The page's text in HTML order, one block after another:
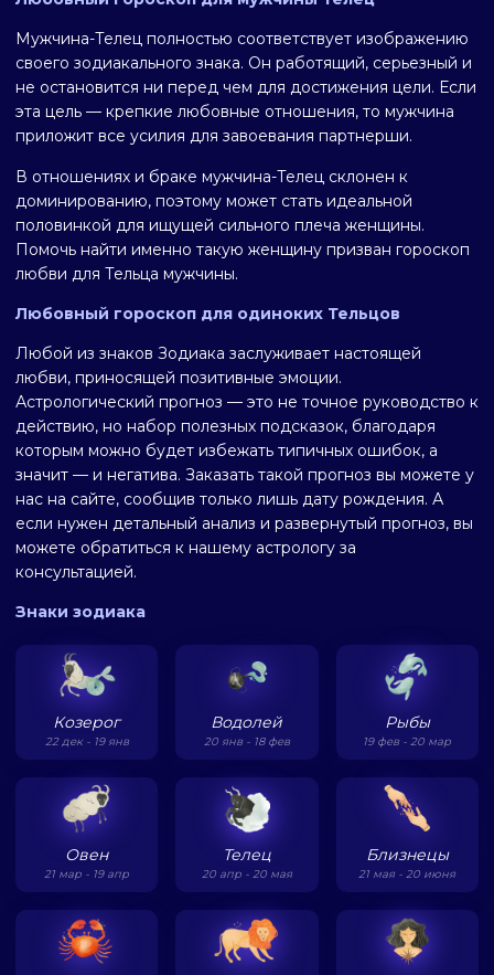
Мужчина-Телец полностью соответствует изображению
своего зодиакального знака. Он работящий, серьезный и
не остановится ни перед чем для достижения цели. Если
эта цель — крепкие любовные отношения, то мужчина
приложит все усилия для завоевания партнерши.
В отношениях и браке мужчина-Телец склонен к
доминированию, поэтому может стать идеальной
половинкой для ищущей сильного плеча женщины.
Помочь найти именно такую женщину призван гороскоп
любви для Тельца мужчины.
Любовный гороскоп для одиноких Тельцов
Любой из знаков Зодиака заслуживает настоящей
любви, приносящей позитивные эмоции.
Астрологический прогноз — это не точное руководство к
действию, но набор полезных подсказок, благодаря
которым можно будет избежать типичных ошибок, а
значит — и негатива. Заказать такой прогноз вы можете у
нас на сайте, сообщив только лишь дату рождения. А
если нужен детальный анализ и развернутый прогноз, вы
можете обратиться к нашему астрологу за
консультацией.
Знаки зодиака
Козерог
22 дек - 19 янв
Водолей
20 янв - 18 фев
Рыбы
19 фев - 20 мар
Овен
21 мар - 19 апр
Телец
20 апр - 20 мая
Близнецы
21 мая - 20 июня